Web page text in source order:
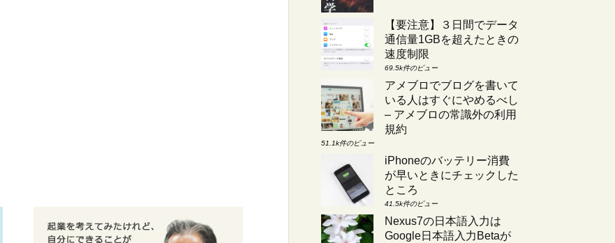
【要注意】３日間でデータ
通信量1GBを超えたときの
速度制限
69.5k件のビュー
アメブロでブログを書いて
いる人はすぐにやめるべし
– アメブロの常識外の利用
規約
51.1k件のビュー
iPhoneのバッテリー消費
が早いときにチェックした
ところ
41.5k件のビュー
Nexus7の日本語入力は
Google日本語入力Betaが